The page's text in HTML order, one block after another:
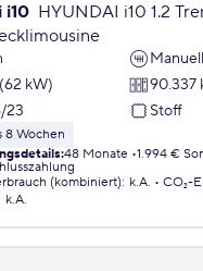
i10 HYUNDAI i10 1.2
Manuell
kW)
90.337
23 Stoff
8 Wochen
:48 Monate 1.994 €
(kombiniert): k.A.
CO₂-
k.A.